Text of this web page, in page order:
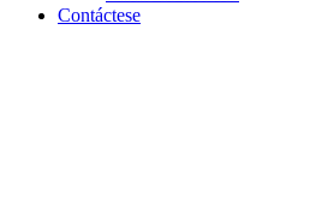
Contáctese